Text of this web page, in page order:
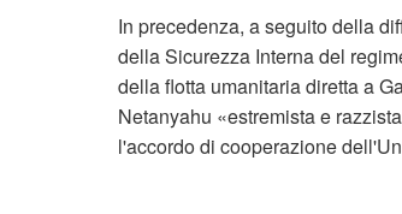
In precedenza, a seguito della
della Sicurezza Interna del
della flotta umanitaria diretta a
Netanyahu «estremista e
l'accordo di cooperazione